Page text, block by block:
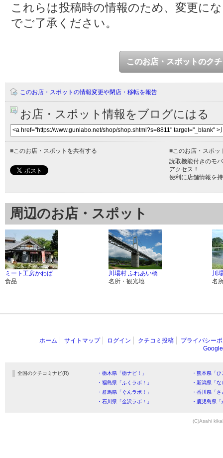
これらは投稿時の情報のため、変更に
でご了承ください。
このお店・スポットのク
このお店・スポットの情報変更や閉店・移転を報告
お店・スポット情報をブログにはる
■ このお店・スポットを共有する ■ このお店・スポ
読取機能付きのモ
アクセス！
便利に店舗情報を
周辺のお店・スポット
ミート工房かわば
食品
川場村 ふれあい橋
名所・観光地
川
名
ホーム サイトマップ ログイン クチコミ投稿
プライバシー
全国のクチコミナビ(R) ・栃木県「栃ナビ！」
・熊本県「
・福島県「ふくラボ！」
・新潟県「
・群馬県「ぐんラボ！」
・香川県「
・石川県「金沢ラボ！」
・鹿児島県
(C)Asahi